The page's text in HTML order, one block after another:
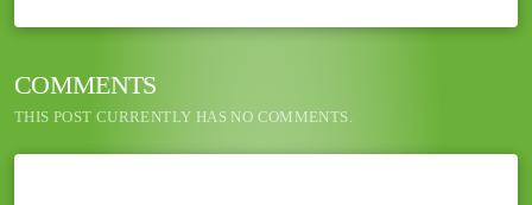
COMMENTS
THIS POST CURRENTLY HAS NO COMMENTS.